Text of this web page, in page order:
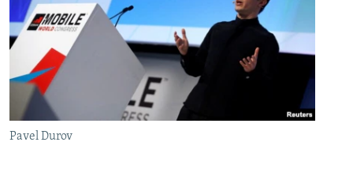
Pavel Durov